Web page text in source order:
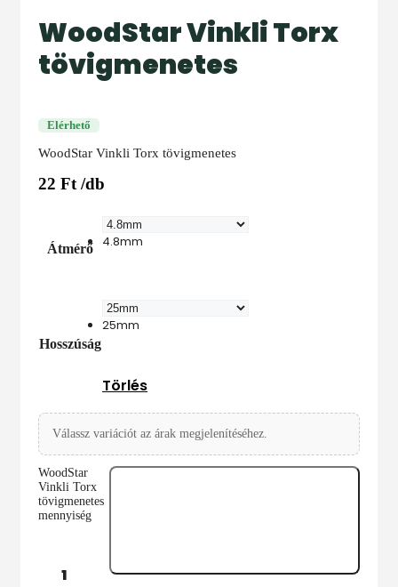
WoodStar Vinkli Torx
tövigmenetes
Elérhető
WoodStar Vinkli Torx tövigmenetes
22 Ft /db
Átmérő 4.8mm
Hosszúság
25mm
Törlés
Válassz variációt az árak megjelenítéséhez.
WoodStar
Vinkli Torx
tövigmenetes
mennyiség